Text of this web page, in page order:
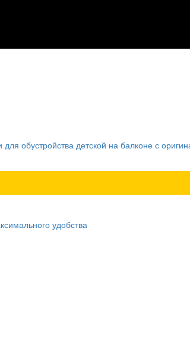
обустройства детской на балконе с
удобства